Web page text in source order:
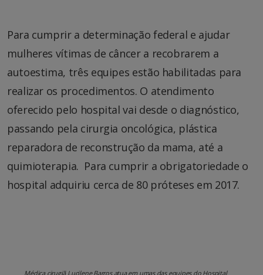
Para cumprir a determinação federal e ajudar
mulheres vítimas de câncer a recobrarem a
autoestima, três equipes estão habilitadas para
realizar os procedimentos. O atendimento
oferecido pelo hospital vai desde o diagnóstico,
passando pela cirurgia oncológica, plástica
reparadora de reconstrução da mama, até a
quimioterapia. Para cumprir a obrigatoriedade o
hospital adquiriu cerca de 80 próteses em 2017.
Médica cirugiã Lucilene Barros atua em umas das equipes do Hospital